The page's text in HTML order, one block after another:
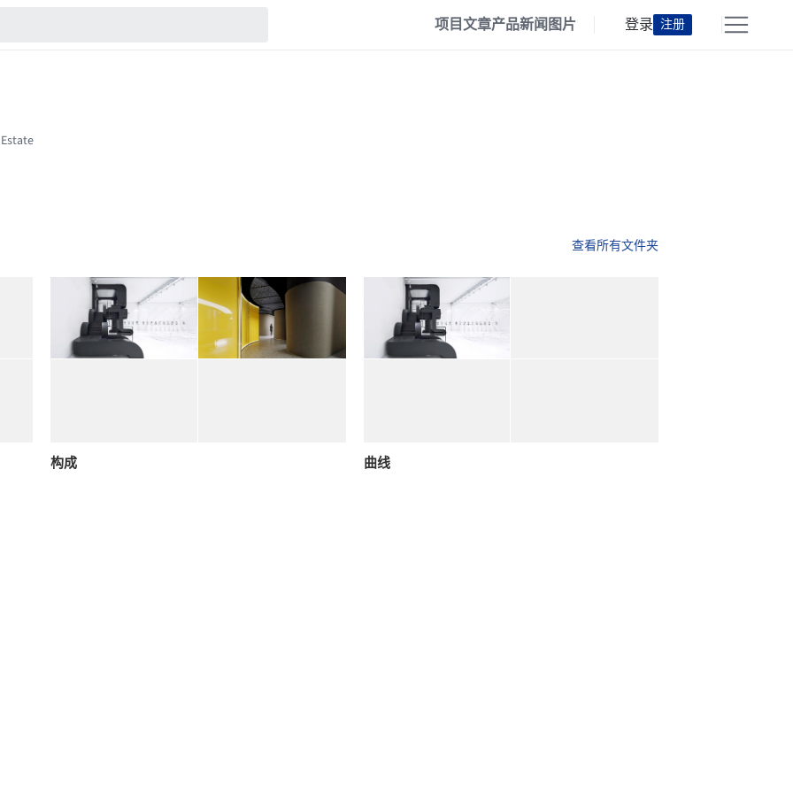
项目文章产品新闻 图片 登录 注册
查看所有文件夹
构成 曲线